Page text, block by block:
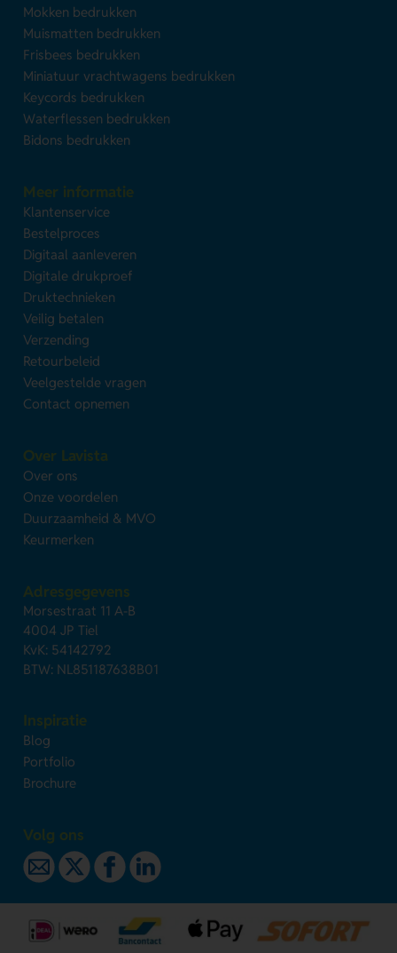
Mokken bedrukken
Muismatten bedrukken
Frisbees bedrukken
Miniatuur vrachtwagens bedrukken
Keycords bedrukken
Waterflessen bedrukken
Bidons bedrukken
Meer informatie
Klantenservice
Bestelproces
Digitaal aanleveren
Digitale drukproef
Druktechnieken
Veilig betalen
Verzending
Retourbeleid
Veelgestelde vragen
Contact opnemen
Over Lavista
Over ons
Onze voordelen
Duurzaamheid & MVO
Keurmerken
Adresgegevens
Morsestraat 11 A-B
4004 JP Tiel
KvK: 54142792
BTW: NL851187638B01
Inspiratie
Blog
Portfolio
Brochure
Volg ons